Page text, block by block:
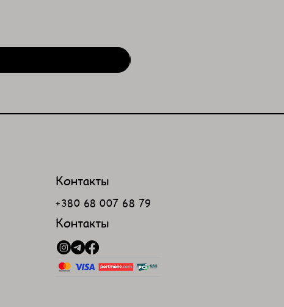
Контакты
+380 68 007 68 79
Контакты